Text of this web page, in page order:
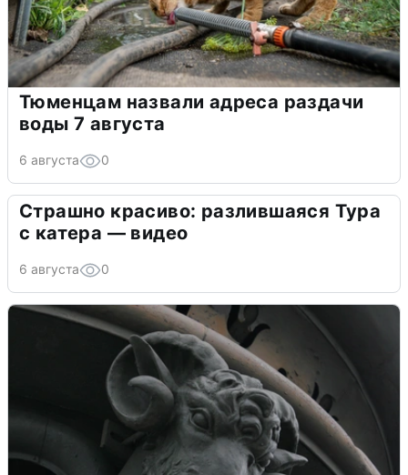
Тюменцам назвали адреса раздачи
воды 7 августа
6 августа 0
Страшно красиво: разлившаяся Тура
с катера — видео
6 августа 0